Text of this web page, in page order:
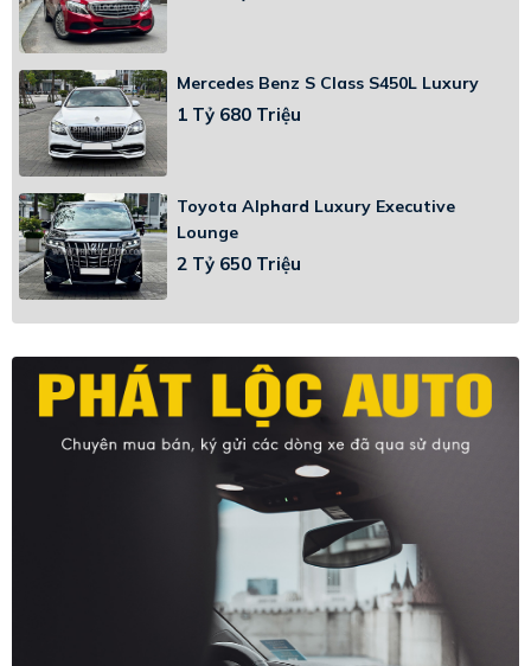
Mercedes Benz S Class S450L Luxury
1 Tỷ 680 Triệu
Toyota Alphard Luxury Executive
Lounge
2 Tỷ 650 Triệu